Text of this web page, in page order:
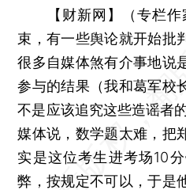
【财新网】（专栏作
束，有一些舆论就开始批
很多自媒体煞有介事地说
参与的结果（我和葛军校
不是应该追究这些造谣者
媒体说，数学题太难，把
实是这位考生进考场10
弊，按规定不可以，于是